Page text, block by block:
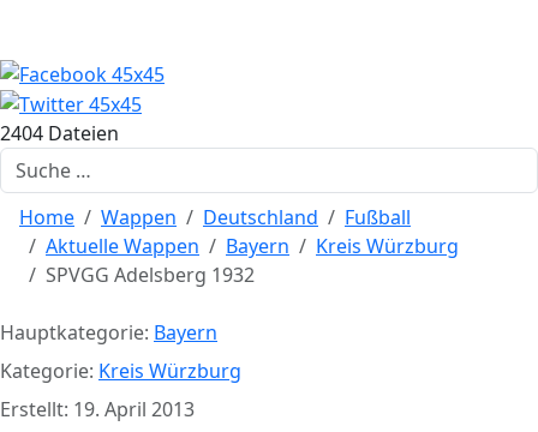
2404 Dateien
Suchen
Home Wappen Deutschland
Fußball
Aktuelle Wappen
Bayern
Kreis Würzburg
SPVGG Adelsberg 1932
Hauptkategorie: Bayern
Kategorie: Kreis Würzburg
Erstellt: 19. April 2013